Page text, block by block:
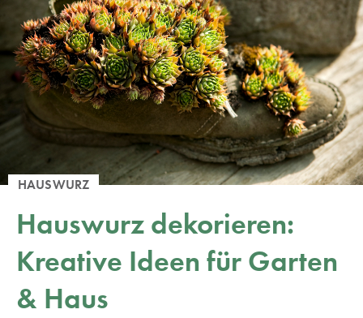
HAUSWURZ
Hauswurz dekorieren:
Kreative Ideen für Garten
& Haus